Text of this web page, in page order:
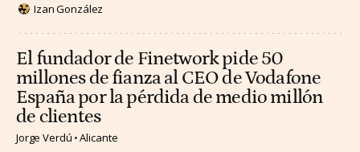
Izan González
El fundador de Finetwork pide 50
millones de fianza al CEO de Vodafone
España por la pérdida de medio millón
de clientes
Jorge Verdú Alicante